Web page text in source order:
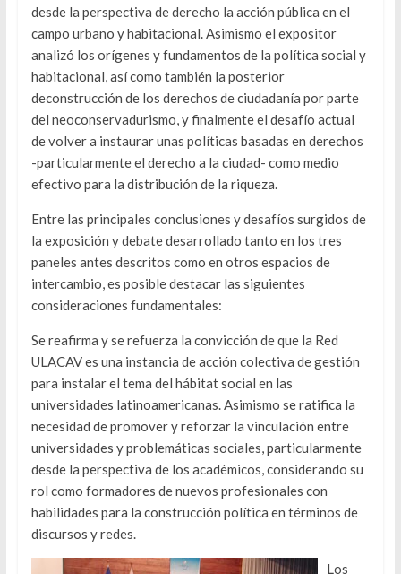
desde la perspectiva de derecho la acción pública en el
campo urbano y habitacional. Asimismo el expositor
analizó los orígenes y fundamentos de la política social y
habitacional, así como también la posterior
deconstrucción de los derechos de ciudadanía por parte
del neoconservadurismo, y finalmente el desafío actual
de volver a instaurar unas políticas basadas en derechos
-particularmente el derecho a la ciudad- como medio
efectivo para la distribución de la riqueza.
Entre las principales conclusiones y desafíos surgidos de
la exposición y debate desarrollado tanto en los tres
paneles antes descritos como en otros espacios de
intercambio, es posible destacar las siguientes
consideraciones fundamentales:
Se reafirma y se refuerza la convicción de que la Red
ULACAV es una instancia de acción colectiva de gestión
para instalar el tema del hábitat social en las
universidades latinoamericanas. Asimismo se ratifica la
necesidad de promover y reforzar la vinculación entre
universidades y problemáticas sociales, particularmente
desde la perspectiva de los académicos, considerando su
rol como formadores de nuevos profesionales con
habilidades para la construcción política en términos de
discursos y redes.
Los